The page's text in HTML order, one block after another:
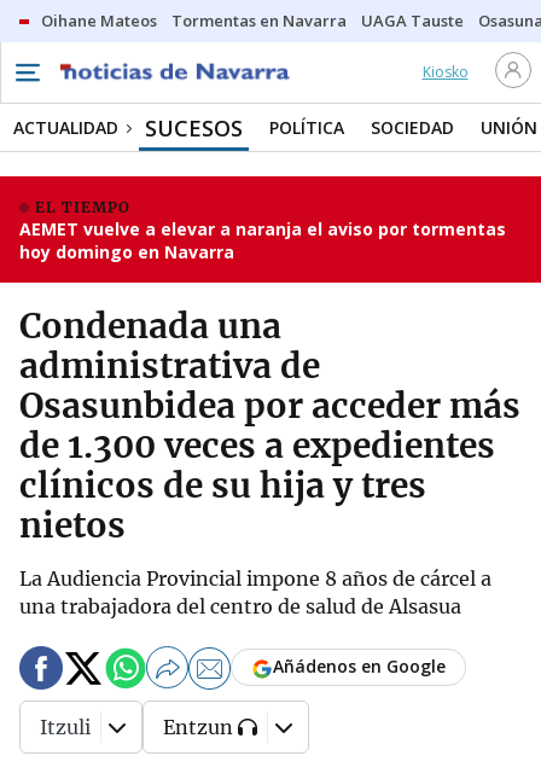
Oihane Mateos Tormentas en Navarra UAGA Tauste
Kiosko
ACTUALIDAD SUCESOS POLÍTICA SOCIEDAD UNIÓN
EL TIEMPO
AEMET vuelve a elevar a naranja el aviso por tormentas
hoy domingo en Navarra
Condenada una
administrativa de
Osasunbidea por acceder más
de 1.300 veces a expedientes
clínicos de su hija y tres
nietos
La Audiencia Provincial impone 8 años de cárcel a
una trabajadora del centro de salud de Alsasua
Añádenos en Google
Itzuli Entzun